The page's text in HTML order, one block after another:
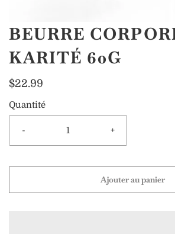
BEURRE
KARITÉ 60G
$22.99
Quantité
- +
Ajouter au panier